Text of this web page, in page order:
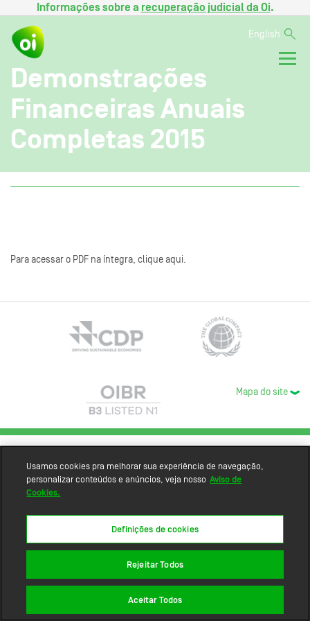
Informações sobre a recuperação judicial da Oi.
English
Demonstrações
Financeiras Anuais
Completas 2015
Para acessar o PDF na íntegra, clique aqui.
Mapa do site
Usamos cookies pra melhorar sua experiência de navegação,
personalizar conteúdos e anúncios, veja nosso Aviso de
Cookies.
Definições de cookies
Rejeitar Todos
Aceitar Todos